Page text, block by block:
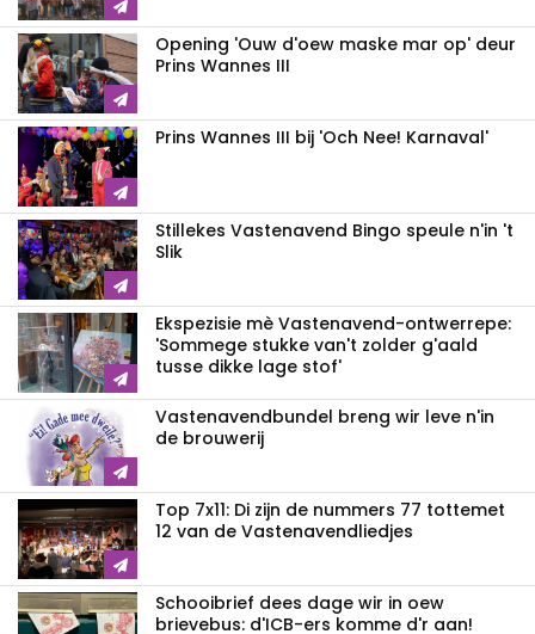
Opening 'Ouw d'oew maske mar op' deur
Prins Wannes III
Prins Wannes III bij 'Och Nee! Karnaval'
Stillekes Vastenavend Bingo speule n'in 't
Slik
Ekspezisie mè Vastenavend-ontwerrepe:
'Sommege stukke van't zolder g'aald
tusse dikke lage stof'
Vastenavendbundel breng wir leve n'in
de brouwerij
Top 7x11: Di zijn de nummers 77 tottemet
12 van de Vastenavendliedjes
Schooibrief dees dage wir in oew
brievebus: d'ICB-ers komme d'r aan!